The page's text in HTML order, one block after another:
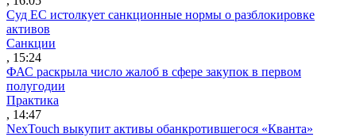
Суд ЕС истолкует санкционные нормы о разблокировке
активов
Санкции
, 15:24
ФАС раскрыла число жалоб в сфере закупок в первом
полугодии
Практика
, 14:47
NexTouch выкупит активы обанкротившегося «Кванта»